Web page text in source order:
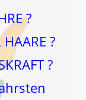
?
?
?